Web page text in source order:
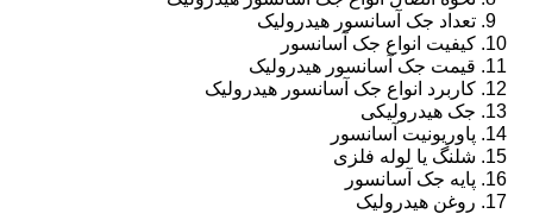
تعداد جک آسانسور هیدرولیک
کیفیت انواع جک آسانسور
قیمت جک آسانسور هیدرولیک
کاربرد انواع جک آسانسور هیدرولیک
جک هیدرولیکی
پاوریونیت آسانسور
شلنگ یا لوله فلزی
پایه جک آسانسور
روغن هیدرولیک